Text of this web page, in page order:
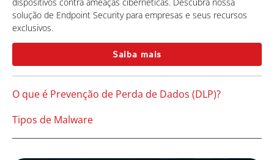
solução de Endpoint Security para empresas e seus recursos
exclusivos.
Saiba mais
O que é Prevenção de Perda de Dados (DLP)?
Tipos de Malware